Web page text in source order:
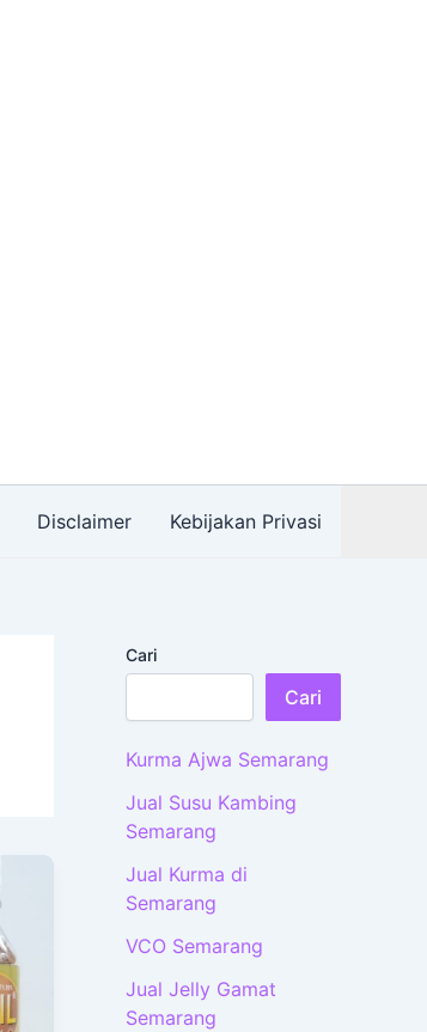
Disclaimer Kebijakan Privasi
Cari
Cari
Kurma Ajwa Semarang
Jual Susu Kambing
Semarang
Jual Kurma di
Semarang
VCO Semarang
Jual Jelly Gamat
Semarang